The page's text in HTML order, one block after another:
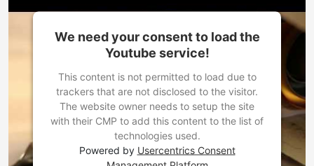
We need your consent to load the
Youtube service!
This content is not permitted to load due to
trackers that are not disclosed to the visitor.
The website owner needs to setup the site
with their CMP to add this content to the list of
technologies used.
Powered by Usercentrics Consent